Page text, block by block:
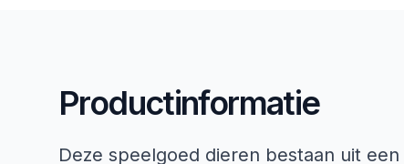
Productinformatie
Deze speelgoed dieren bestaan uit